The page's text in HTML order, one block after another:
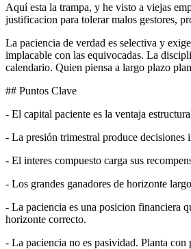
Aquí esta la trampa, y he visto a viejas
justificacion para tolerar malos gestores,
La paciencia de verdad es selectiva y
implacable con las equivocadas. La
calendario. Quien piensa a largo plazo
## Puntos Clave
- El capital paciente es la ventaja
- La presión trimestral produce
- El interes compuesto carga sus
- Los grandes ganadores de horizonte
- La paciencia es una posicion financiera
horizonte correcto.
- La paciencia no es pasividad. Planta